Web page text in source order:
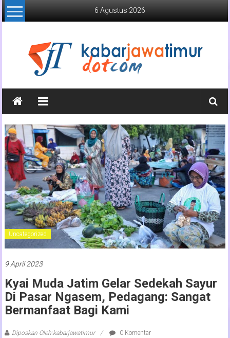
Lompat
ke
6 Agustus 2026
Kabar
Jawa
Timur
Media
Online
Jawa
Timur
Uncategorized
9 April 2023
Kyai Muda Jatim Gelar Sedekah Sayur
Di Pasar Ngasem, Pedagang: Sangat
Bermanfaat Bagi Kami
Diposkan Oleh:kabarjawatimur 0 Komentar